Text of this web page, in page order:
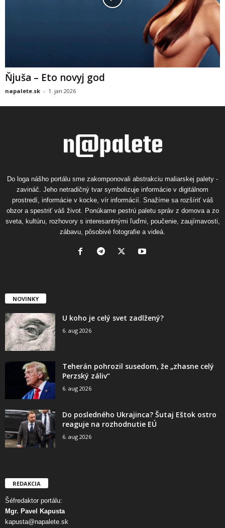
Ňjuša – Eto novyj god
napalete.sk - 1. jan 2026
Do loga nášho portálu sme zakomponovali abstrakciu maliarskej palety -
zavináč. Jeho netradičný tvar symbolizuje informácie v digitálnom
prostredí, informácie v kocke, vír informácií. Snažíme sa rozšíriť váš
obzor a spestriť váš život. Ponúkame pestrú paletu správ z domova a zo
sveta, kultúru, rozhovory s interesantnými ľuďmi, poučenie, zaujímavosti,
zábavu, pôsobivé fotografie a videá.
NOVINKY
U koho je celý svet zadlžený?
6. aug 2026
Teherán pohrozil susedom, že „zhasne celý
Perzský záliv“
6. aug 2026
Do posledného Ukrajinca? Šutaj Eštok ostro
reaguje na rozhodnutie EÚ
6. aug 2026
REDAKCIA
Šéfredaktor portálu:
Mgr. Pavel Kapusta
kapusta@napalete.sk